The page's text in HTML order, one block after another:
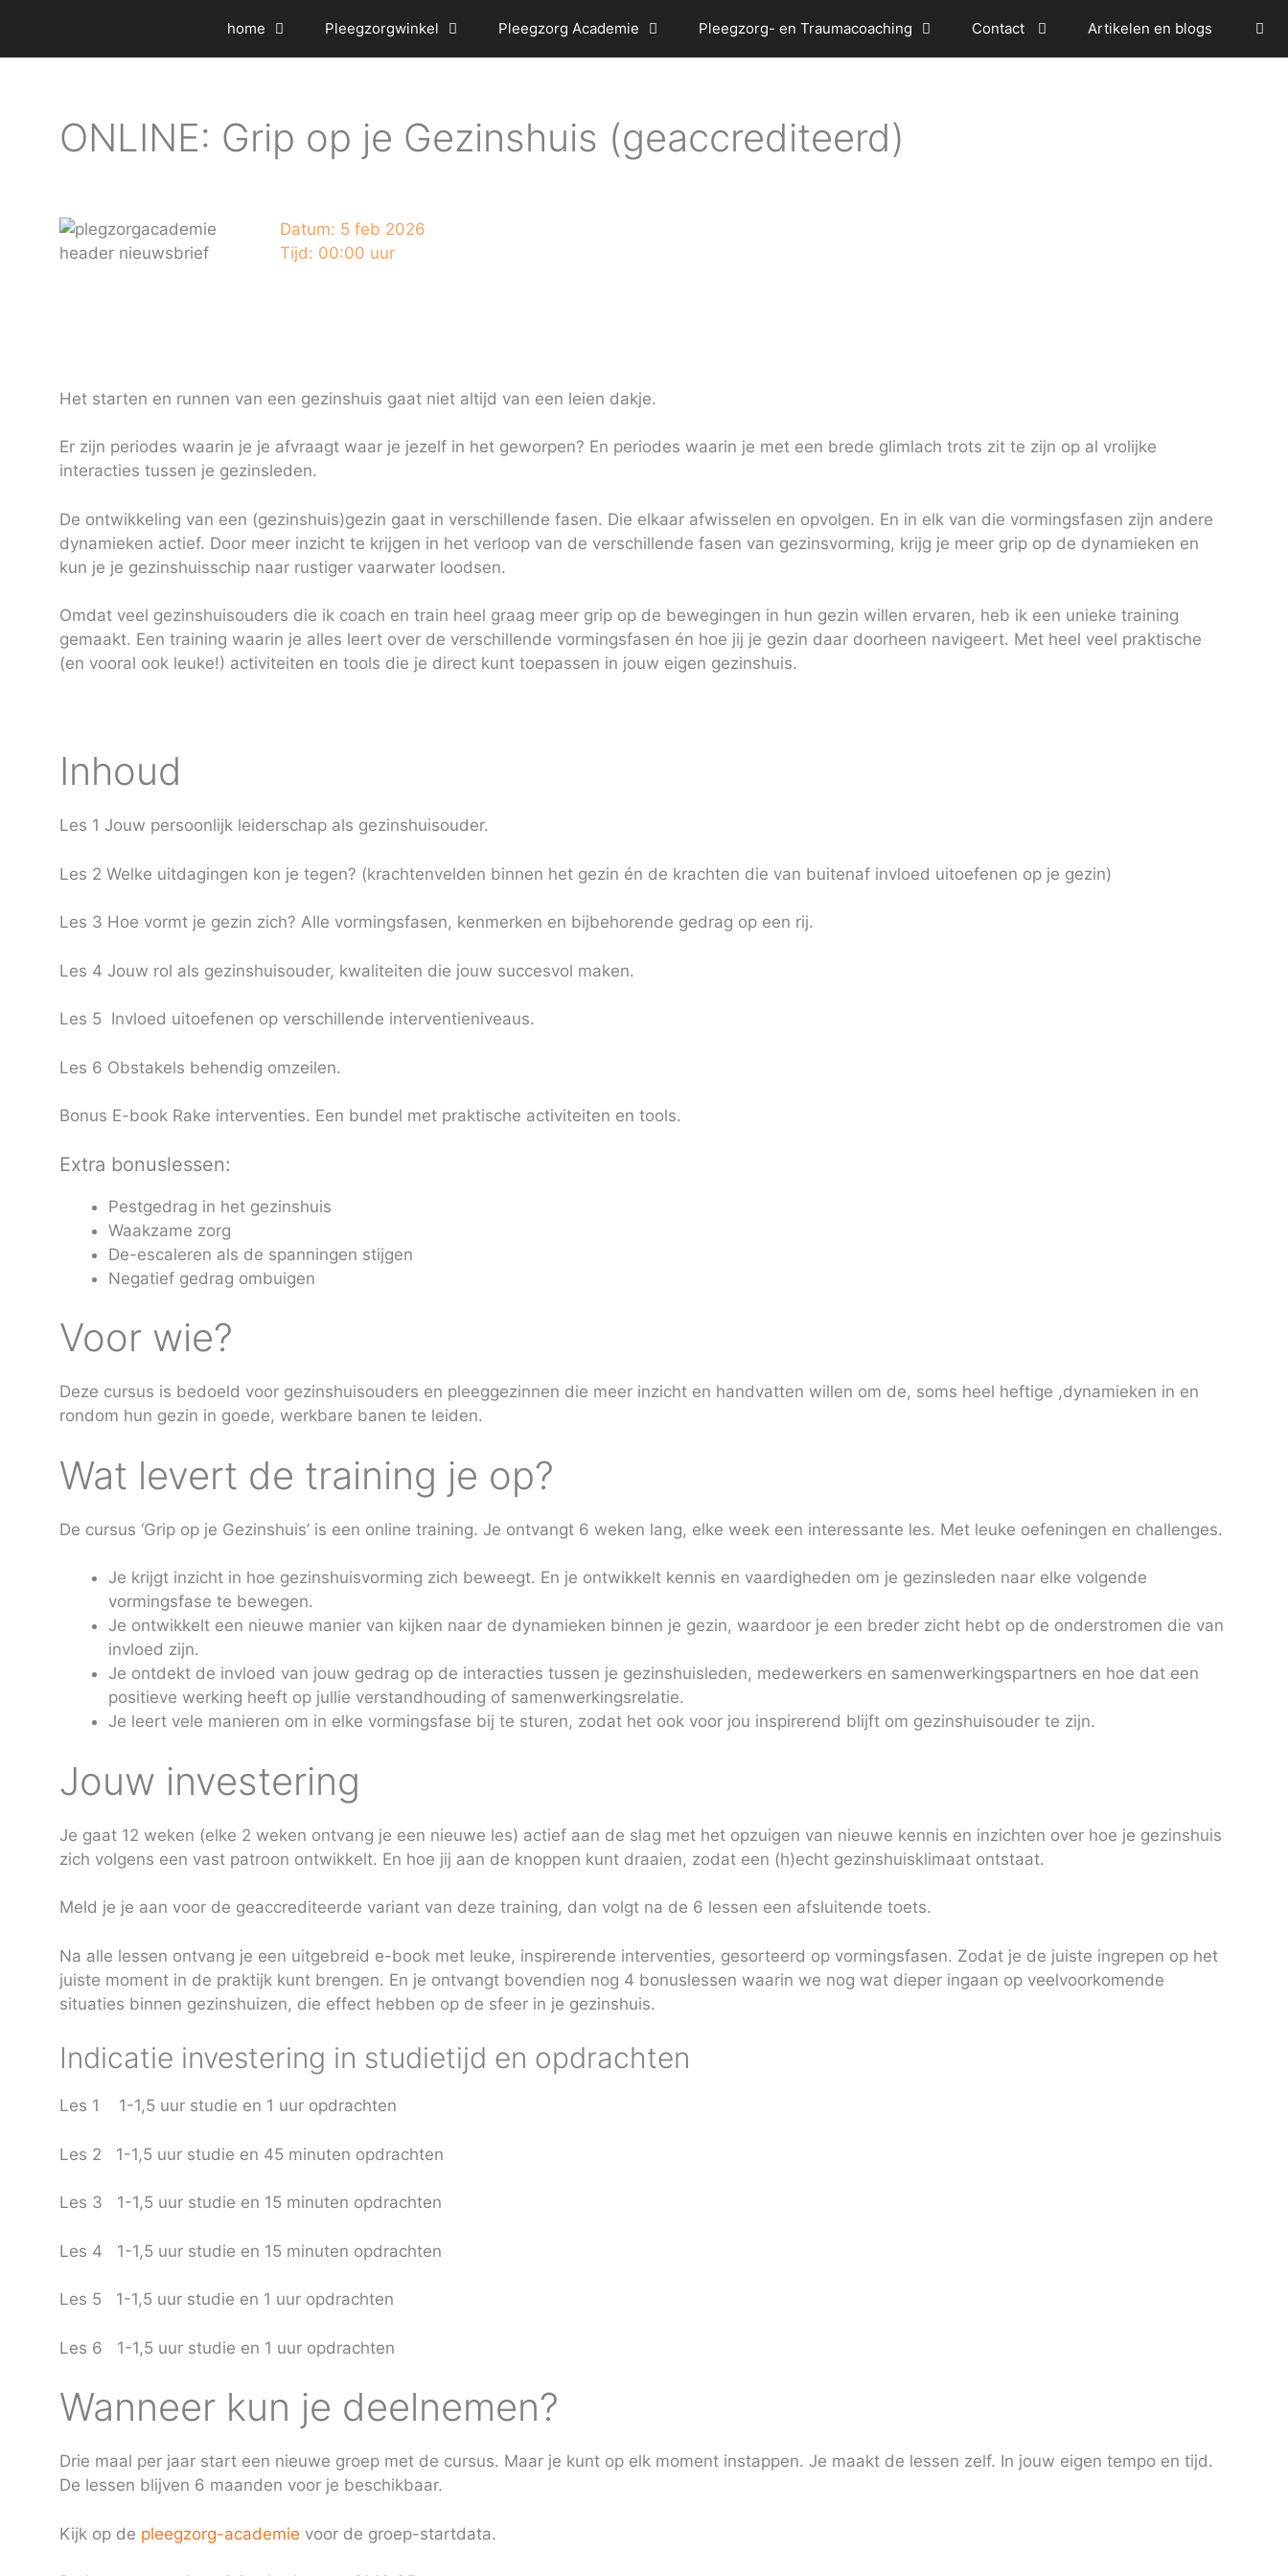
de
home Pleegzorgwinkel Pleegzorg Academie Pleegzorg- en Traumacoaching Contact Artikelen en blogs
ONLINE: Grip op je Gezinshuis (geaccrediteerd)
Datum: 5 feb 2026
Tijd: 00:00 uur
Het starten en runnen van een gezinshuis gaat niet altijd van een leien dakje.
Er zijn periodes waarin je je afvraagt waar je jezelf in het geworpen? En periodes waarin je met een brede glimlach trots zit te zijn op al vrolijke
interacties tussen je gezinsleden.
De ontwikkeling van een (gezinshuis)gezin gaat in verschillende fasen. Die elkaar afwisselen en opvolgen. En in elk van die vormingsfasen zijn andere
dynamieken actief. Door meer inzicht te krijgen in het verloop van de verschillende fasen van gezinsvorming, krijg je meer grip op de dynamieken en
kun je je gezinshuisschip naar rustiger vaarwater loodsen.
Omdat veel gezinshuisouders die ik coach en train heel graag meer grip op de bewegingen in hun gezin willen ervaren, heb ik een unieke training
gemaakt. Een training waarin je alles leert over de verschillende vormingsfasen én hoe jij je gezin daar doorheen navigeert. Met heel veel praktische
(en vooral ook leuke!) activiteiten en tools die je direct kunt toepassen in jouw eigen gezinshuis.
Inhoud
Les 1 Jouw persoonlijk leiderschap als gezinshuisouder.
Les 2 Welke uitdagingen kon je tegen? (krachtenvelden binnen het gezin én de krachten die van buitenaf invloed uitoefenen op je gezin)
Les 3 Hoe vormt je gezin zich? Alle vormingsfasen, kenmerken en bijbehorende gedrag op een rij.
Les 4 Jouw rol als gezinshuisouder, kwaliteiten die jouw succesvol maken.
Les 5 Invloed uitoefenen op verschillende interventieniveaus.
Les 6 Obstakels behendig omzeilen.
Bonus E-book Rake interventies. Een bundel met praktische activiteiten en tools.
Extra bonuslessen:
Pestgedrag in het gezinshuis
Waakzame zorg
De-escaleren als de spanningen stijgen
Negatief gedrag ombuigen
Voor wie?
Deze cursus is bedoeld voor gezinshuisouders en pleeggezinnen die meer inzicht en handvatten willen om de, soms heel heftige ,dynamieken in en
rondom hun gezin in goede, werkbare banen te leiden.
Wat levert de training je op?
De cursus ‘Grip op je Gezinshuis’ is een online training. Je ontvangt 6 weken lang, elke week een interessante les. Met leuke oefeningen en challenges.
Je krijgt inzicht in hoe gezinshuisvorming zich beweegt. En je ontwikkelt kennis en vaardigheden om je gezinsleden naar elke volgende
vormingsfase te bewegen.
Je ontwikkelt een nieuwe manier van kijken naar de dynamieken binnen je gezin, waardoor je een breder zicht hebt op de onderstromen die van
invloed zijn.
Je ontdekt de invloed van jouw gedrag op de interacties tussen je gezinshuisleden, medewerkers en samenwerkingspartners en hoe dat een
positieve werking heeft op jullie verstandhouding of samenwerkingsrelatie.
Je leert vele manieren om in elke vormingsfase bij te sturen, zodat het ook voor jou inspirerend blijft om gezinshuisouder te zijn.
Jouw investering
Je gaat 12 weken (elke 2 weken ontvang je een nieuwe les) actief aan de slag met het opzuigen van nieuwe kennis en inzichten over hoe je gezinshuis
zich volgens een vast patroon ontwikkelt. En hoe jij aan de knoppen kunt draaien, zodat een (h)echt gezinshuisklimaat ontstaat.
Meld je je aan voor de geaccrediteerde variant van deze training, dan volgt na de 6 lessen een afsluitende toets.
Na alle lessen ontvang je een uitgebreid e-book met leuke, inspirerende interventies, gesorteerd op vormingsfasen. Zodat je de juiste ingrepen op het
juiste moment in de praktijk kunt brengen. En je ontvangt bovendien nog 4 bonuslessen waarin we nog wat dieper ingaan op veelvoorkomende
situaties binnen gezinshuizen, die effect hebben op de sfeer in je gezinshuis.
Indicatie investering in studietijd en opdrachten
Les 1 1-1,5 uur studie en 1 uur opdrachten
Les 2 1-1,5 uur studie en 45 minuten opdrachten
Les 3 1-1,5 uur studie en 15 minuten opdrachten
Les 4 1-1,5 uur studie en 15 minuten opdrachten
Les 5 1-1,5 uur studie en 1 uur opdrachten
Les 6 1-1,5 uur studie en 1 uur opdrachten
Wanneer kun je deelnemen?
Drie maal per jaar start een nieuwe groep met de cursus. Maar je kunt op elk moment instappen. Je maakt de lessen zelf. In jouw eigen tempo en tijd.
De lessen blijven 6 maanden voor je beschikbaar.
Kijk op de pleegzorg-academie voor de groep-startdata.